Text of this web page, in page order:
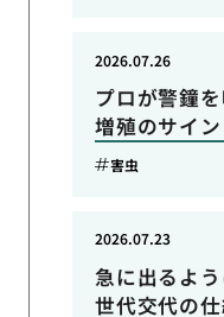
プロが警鐘
増殖のサイン
2026.07.26
害虫
急に出るよ
世代交代の
2026.07.23